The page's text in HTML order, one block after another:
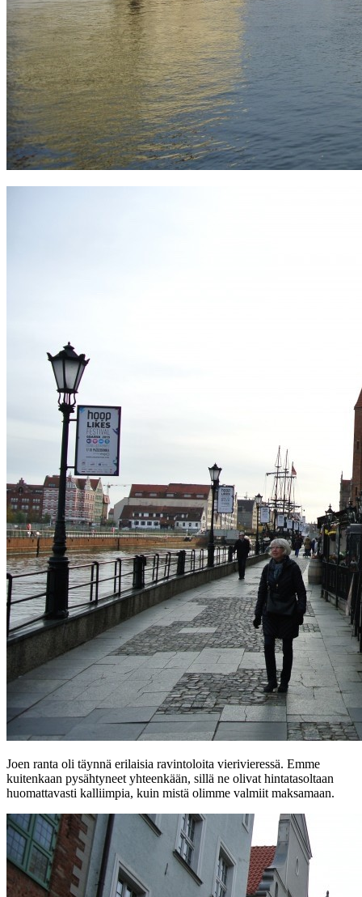
Joen ranta oli täynnä erilaisia ravintoloita vierivieressä. Emme
kuitenkaan pysähtyneet yhteenkään, sillä ne olivat hintatasoltaan
huomattavasti kalliimpia, kuin mistä olimme valmiit maksamaan.